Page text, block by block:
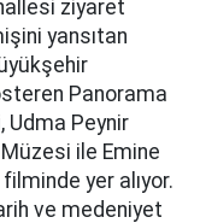
ziyaret
yansıtan
Panorama
Udma Peynir
ile Emine
yer alıyor.
ve medeniyet